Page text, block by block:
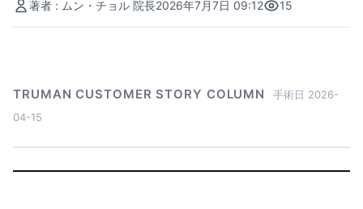
著者 : ムン・チョル 院長2026年7月7日 09:12 15
TRUMAN CUSTOMER STORY COLUMN 手術日 2026-
04-15